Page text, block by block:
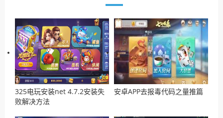
325电玩安装net 4.7.2安装失
败解决方法
安卓APP去报毒代码之量推篇